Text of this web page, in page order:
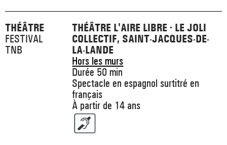
_ ARCHIVES ET RESSOURCES
_ CONTACTS ET INFOS PRATIQUES
THÉÂTRE
FESTIVAL
TNB
THÉÂTRE L'AIRE LIBRE · LE JOLI
COLLECTIF, SAINT-JACQUES-DE-
LA-LANDE
Hors les murs
Durée 50 min
Spectacle en espagnol surtitré en
français
À partir de 14 ans